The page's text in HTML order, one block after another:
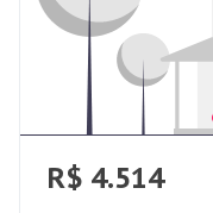
R$ 4.514